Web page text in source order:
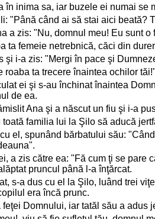
în inima sa, iar buzele ei numai
"Până când ai să stai aici beată?
a zis: "Nu, domnul meu! Eu sunt
ta femeie netrebnică, căci din
şi i-a zis: "Mergi în pace şi
roaba ta trecere înaintea ochilor
ei şi s-au închinat înaintea
de ea.
Ana şi a născut un fiu şi i-a
familia lui la Şilo să aducă
el, spunând bărbatului său:
a zis către ea: "Fă cum ţi se
pruncul până l-a înţărcat.
s-a dus cu el la Şilo, luând trei
era încă prunc.
Domnului, iar tatăl său a adus